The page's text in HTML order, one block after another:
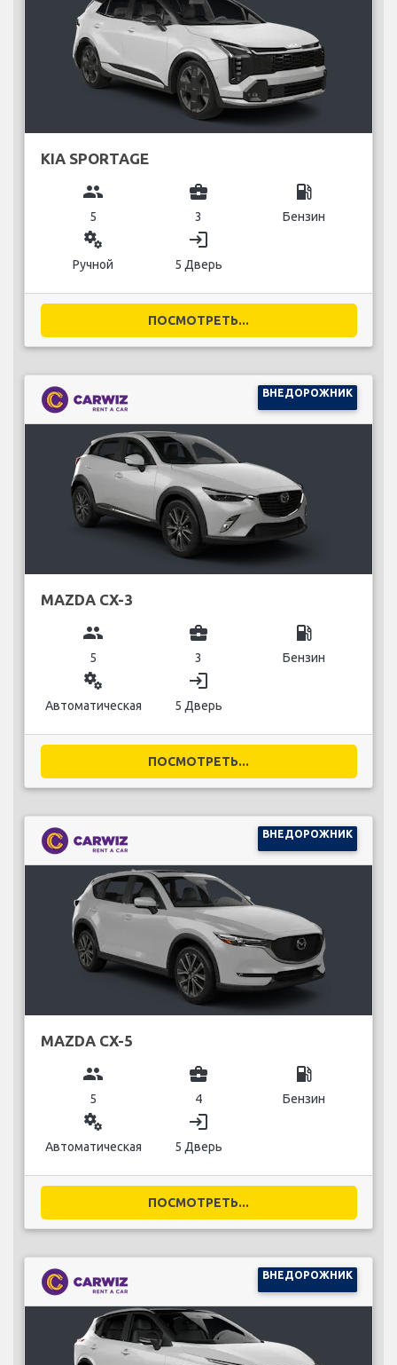
KIA SPORTAGE
group
5
business_center
3
local_gas_station
Бензин
miscellaneous_services
Ручной
login
5 Дверь
ПОСМОТРЕТЬ...
ВНЕДОРОЖНИК
MAZDA CX-3
group
5
business_center
3
local_gas_station
Бензин
miscellaneous_services
Автоматическая
login
5 Дверь
ПОСМОТРЕТЬ...
ВНЕДОРОЖНИК
MAZDA CX-5
group
5
business_center
4
local_gas_station
Бензин
miscellaneous_services
Автоматическая
login
5 Дверь
ПОСМОТРЕТЬ...
ВНЕДОРОЖНИК